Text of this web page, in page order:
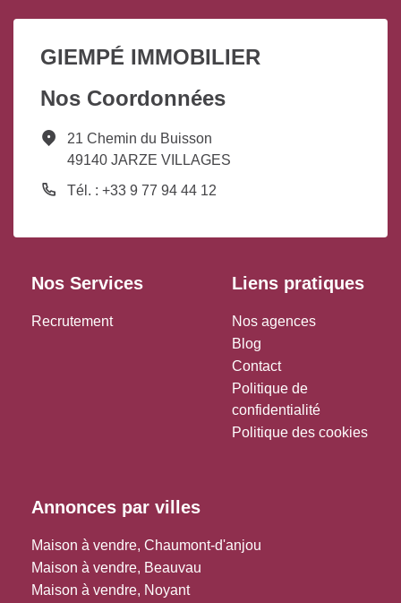
GIEMPÉ IMMOBILIER
Nos Coordonnées
21 Chemin du Buisson
49140 JARZE VILLAGES
Tél. : +33 9 77 94 44 12
Nos Services
Recrutement
Liens pratiques
Nos agences
Blog
Contact
Politique de
confidentialité
Politique des cookies
Annonces par villes
Maison à vendre, Chaumont-d'anjou
Maison à vendre, Beauvau
Maison à vendre, Noyant